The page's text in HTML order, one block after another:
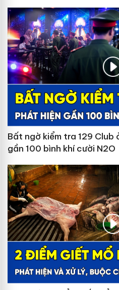
Bất ngờ kiểm tra 129 Club
gần 100 bình khí cười N2O